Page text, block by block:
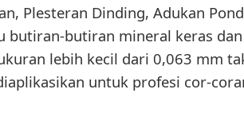
Plesteran Dinding, Adukan
butiran-butiran mineral keras
lebih kecil dari 0,063 mm
untuk profesi cor-